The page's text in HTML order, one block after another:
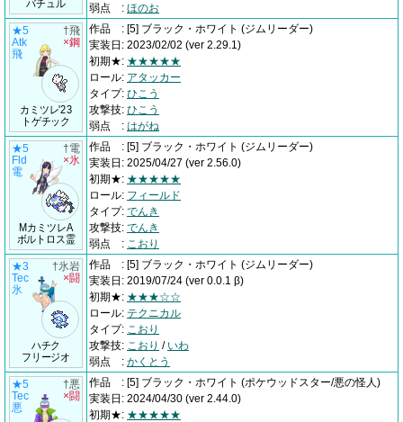
バチュル
弱点
: ほのお
★5
Atk
飛
カミツレ'23
トゲチック
†飛
×鋼
作品 : [5] ブラック・ホワイト (ジムリーダー)
実装日 : 2023/02/02 (ver 2.29.1)
初期★: ★★★★★
ロール: アタッカー
タイプ: ひこう
攻撃技: ひこう
弱点
: はがね
★5
Fld
電
MカミツレA
ボルトロス霊
†電
×氷
作品 : [5] ブラック・ホワイト (ジムリーダー)
実装日 : 2025/04/27 (ver 2.56.0)
初期★: ★★★★★
ロール: フィールド
タイプ: でんき
攻撃技: でんき
弱点
: こおり
★3
Tec
氷
ハチク
フリージオ
†氷岩
×闘
作品 : [5] ブラック・ホワイト (ジムリーダー)
実装日 : 2019/07/24 (ver 0.0.1 β)
初期★: ★★★☆☆
ロール: テクニカル
タイプ: こおり
攻撃技: こおり / いわ
弱点
: かくとう
★5
Tec
悪
†悪
×闘
作品 : [5] ブラック・ホワイト (ポケウッドスター/悪の怪人)
実装日 : 2024/04/30 (ver 2.44.0)
初期★: ★★★★★